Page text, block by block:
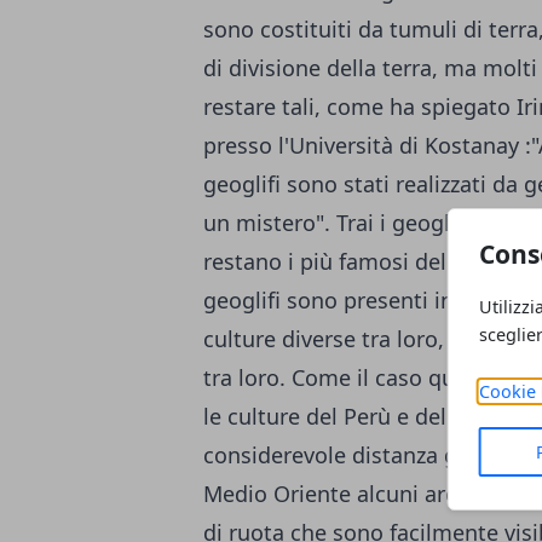
Cookie
sono costituiti da tumuli di
di divisione della terra, ma
restare tali, come ha spiegato
presso l'Università di Kostanay
geoglifi sono stati realizzati da
un mistero". Trai i geoglifi
restano i più famosi del mondo,
geoglifi sono presenti in
culture diverse tra loro, che
tra loro. Come il caso qui
le culture del Perù e del
considerevole distanza
Medio Oriente alcuni
di ruota che sono facilmente